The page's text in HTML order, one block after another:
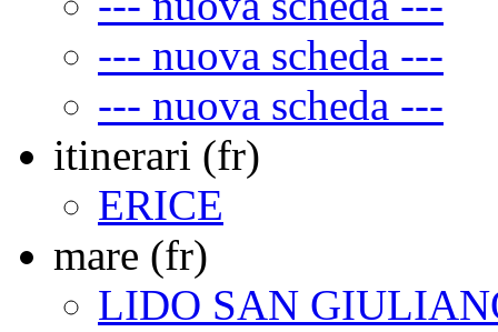
--- nuova scheda ---
--- nuova scheda ---
itinerari (fr)
ERICE
mare (fr)
LIDO SAN